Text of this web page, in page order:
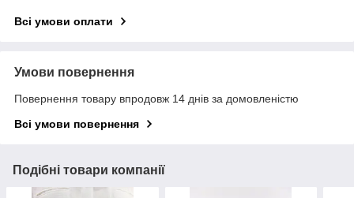
Всі умови оплати
Умови повернення
Повернення товару впродовж 14 днів за домовленістю
Всі умови повернення
Подібні товари компанії